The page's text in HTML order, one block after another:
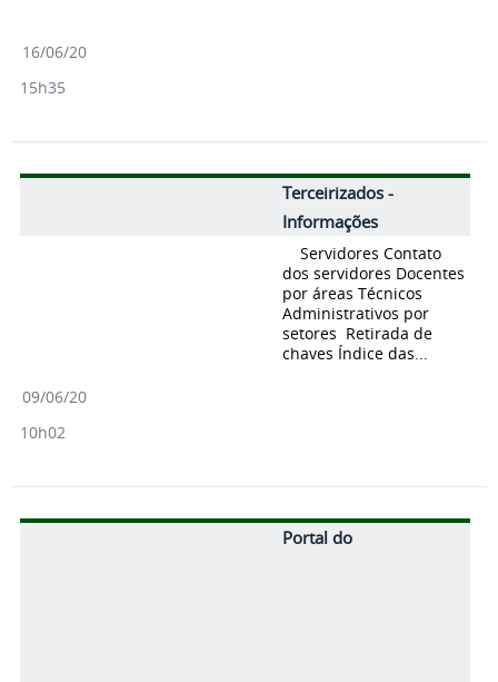
16/06/20
15h35
Terceirizados -
Informações
Servidores Contato
dos servidores Docentes
por áreas Técnicos
Administrativos por
setores Retirada de
chaves Índice das...
09/06/20
10h02
Portal do